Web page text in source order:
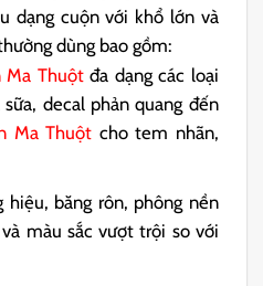
dạng cuộn với khổ lớn và
dùng bao gồm:
Ma Thuộtđa dạng các loại
decal phản quang đến
Ma Thuột cho tem nhãn,
hiệu, băng rôn, phông nền
màu sắc vượt trội so với